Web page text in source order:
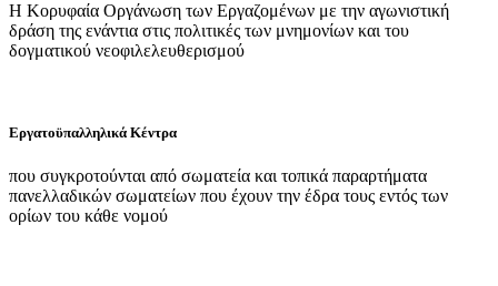
Η Κορυφαία Οργάνωση των Εργαζομένων με την αγωνιστική
δράση της ενάντια στις πολιτικές των μνημονίων και του
δογματικού νεοφιλελευθερισμού
Εργατοϋπαλληλικά Κέντρα
που συγκροτούνται από σωματεία και τοπικά παραρτήματα
πανελλαδικών σωματείων που έχουν την έδρα τους εντός των
ορίων του κάθε νομού